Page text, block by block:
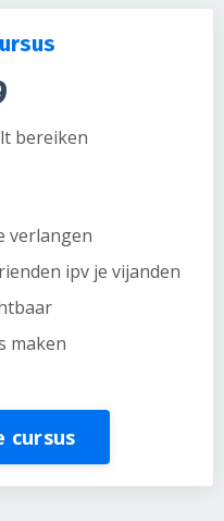
bereiken
verlangen
ipv je vijanden
maken
cursus